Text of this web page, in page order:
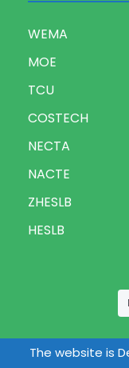
WEMA
MOE
TCU
COSTECH
NECTA
NACTE
ZHESLB
HESLB
The website is